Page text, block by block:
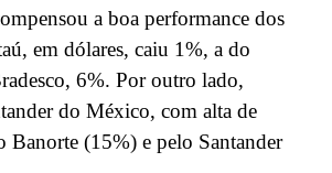
a boa performance dos
em dólares, caiu 1%, a do
6%. Por outro lado,
do México, com alta de
Banorte (15%) e pelo Santander